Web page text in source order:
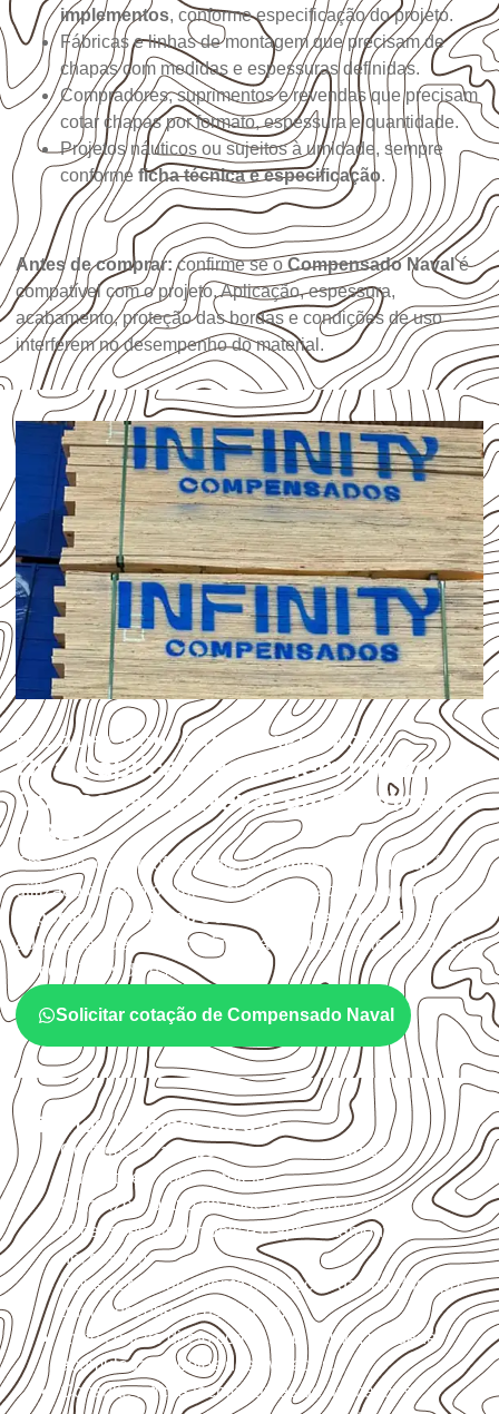
implementos, conforme especificação do projeto.
Fábricas e linhas de montagem que precisam de
chapas com medidas e espessuras definidas.
Compradores, suprimentos e revendas que precisam
cotar chapas por formato, espessura e quantidade.
Projetos náuticos ou sujeitos à umidade, sempre
conforme ficha técnica e especificação.
Antes de comprar: confirme se o Compensado Naval é
compatível com o projeto. Aplicação, espessura,
acabamento, proteção das bordas e condições de uso
interferem no desempenho do material.
ESCOLHA CONFORME A APLICAÇÃO
Quais aplicações podem utilizar
Compensado Naval em Cachoeira
– BA?
Em aplicações profissionais, oCompensado Navalé
utilizado quando o projeto exige atenção à colagem, à
exposição à umidade e à estabilidade dimensional . A
adequação deve ser confirmada conforme a ficha técnica e
as condições de uso.
Solicitar cotação de Compensado Naval
Critérios técnicos de uso
Confirme se a espessura e o formatosão
compatíveis com o projeto.
Organize o plano de corte de acordo com as
dimensões disponíveis e o aproveitamento
necessário.
Considere acabamento e proteção das bordas após
qualquer corte ou usinagem.
Evite contato direto com o solo, chuva, umidade
acumulada e apoios desnivelados.
Consulte a ficha técnica antes de aplicações